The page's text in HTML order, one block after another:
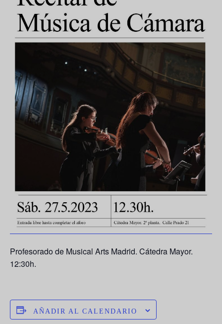
Profesorado de Musical Arts Madrid. Cátedra Mayor.
12:30h.
AÑADIR AL CALENDARIO